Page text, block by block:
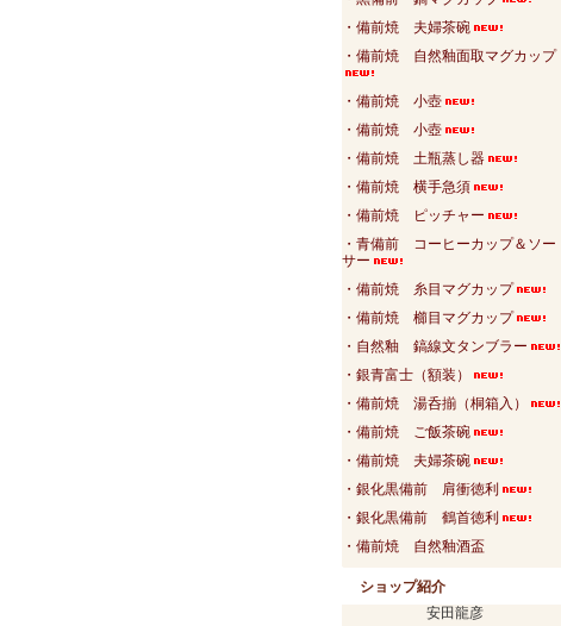
・備前焼 夫婦茶碗
・備前焼 自然釉面取マグカップ
・備前焼 小壺
・備前焼 小壺
・備前焼 土瓶蒸し器
・備前焼 横手急須
・備前焼 ピッチャー
・青備前 コーヒーカップ＆ソー
サー
・備前焼 糸目マグカップ
・備前焼 櫛目マグカップ
・自然釉 鎬線文タンブラー
・銀青富士（額装）
・備前焼 湯呑揃（桐箱入）
・備前焼 ご飯茶碗
・備前焼 夫婦茶碗
・銀化黒備前 肩衝徳利
・銀化黒備前 鶴首徳利
・備前焼 自然釉酒盃
ショップ紹介
安田龍彦